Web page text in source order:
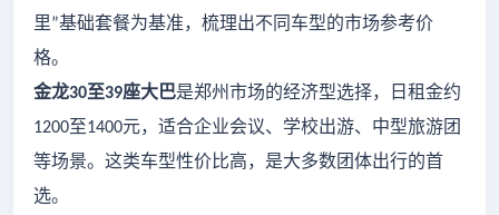
里”基础套餐为基准，梳理出不同车型的市场参考价
格。
金龙30至39座大巴是郑州市场的经济型选择，日租金约
1200至1400元，适合企业会议、学校出游、中型旅游团
等场景。这类车型性价比高，是大多数团体出行的首
选。